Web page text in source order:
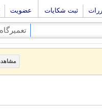
ثبت شکایات عضویت